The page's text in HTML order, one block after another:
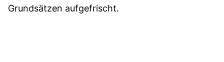
Grundsätzen aufgefrischt.